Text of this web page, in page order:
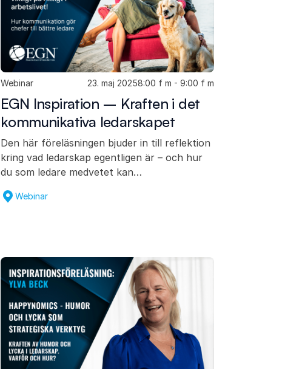
Webinar 23. maj 20258:00 f m - 9:00 f m
EGN Inspiration – Kraften i det
kommunikativa ledarskapet
Den här föreläsningen bjuder in till reflektion
kring vad ledarskap egentligen är – och hur
du som ledare medvetet kan…
Webinar